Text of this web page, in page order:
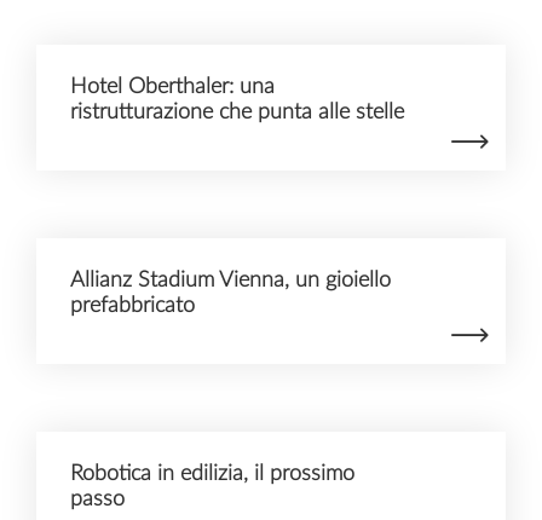
Hotel Oberthaler: una
ristrutturazione che punta alle stelle
Allianz Stadium Vienna, un gioiello
prefabbricato
Robotica in edilizia, il prossimo
passo